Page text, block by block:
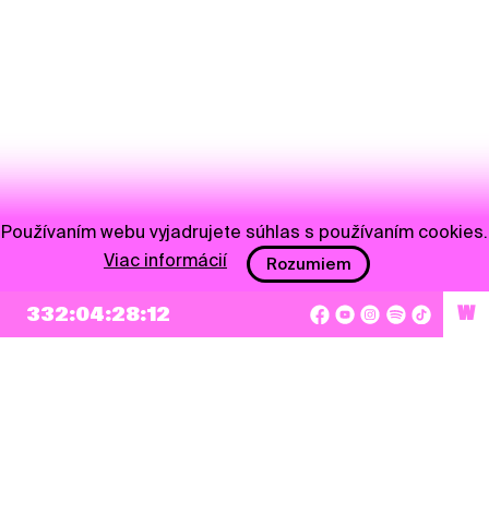
NEWSLETTER
332:04:28:12 W
Používaním webu vyjadrujete súhlas s používaním cookies.
Viac informácií
Rozumiem